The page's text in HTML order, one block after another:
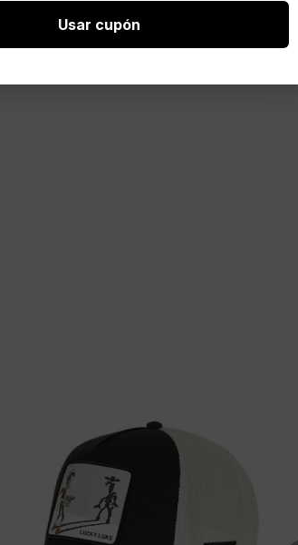
Usar cupón